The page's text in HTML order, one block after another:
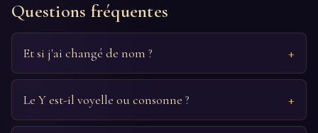
Questions fréquentes
Et si j'ai changé de nom ?
Le Y est-il voyelle ou consonne ?